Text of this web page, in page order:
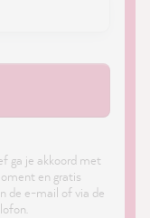
ga je akkoord met
en gratis
de e-mail of via de